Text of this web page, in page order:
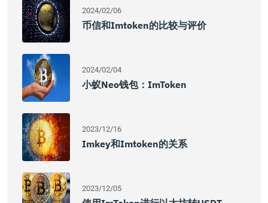
2024/02/06
币信和imtoken的比较与评价
2024/02/04
小蚁Neo钱包：imToken
2023/12/16
Imkey和imtoken的关系
2023/12/05